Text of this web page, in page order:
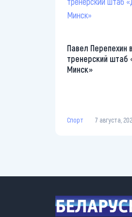
Павел Перепехин
тренерский штаб
Минск»
Спорт 7 августа,